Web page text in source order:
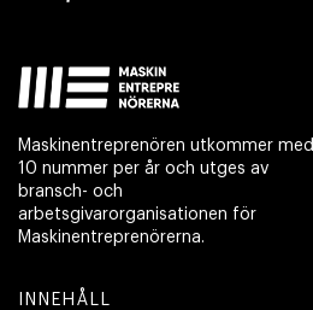
Maskinentreprenören utkommer med
10 nummer per år och utges av
bransch- och
arbetsgivarorganisationen för
Maskinentreprenörerna.
INNEHÅLL